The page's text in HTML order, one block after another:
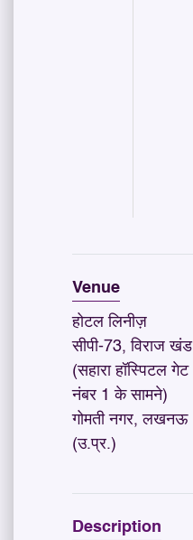
Venue
होटल लिनीज़
सीपी-73, विराज खंड
(सहारा हॉस्पिटल गेट
नंबर 1 के सामने)
गोमती नगर, लखनऊ
(उ.प्र.)
Description